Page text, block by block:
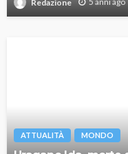
Redazione
ATTUALITÀ MONDO